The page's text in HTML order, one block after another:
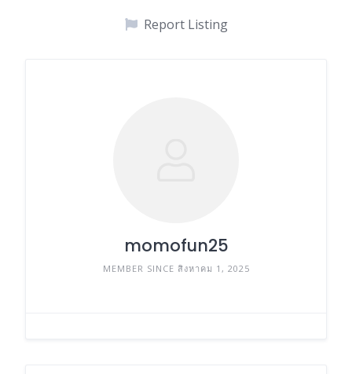
Report Listing
momofun25
MEMBER SINCE สิงหาคม 1, 2025